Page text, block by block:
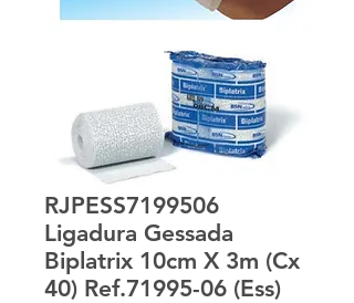
RJPESS7199506
Ligadura Gessada
Biplatrix 10cm X 3m (Cx
40) Ref.71995-06 (Ess)